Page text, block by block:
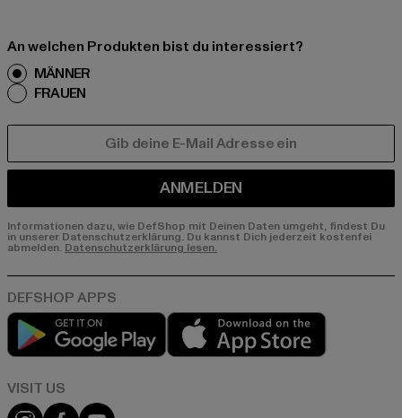
An welchen Produkten bist du interessiert?
MÄNNER
FRAUEN
ANMELDEN
Informationen dazu, wie DefShop mit Deinen Daten umgeht, findest Du
in unserer Datenschutzerklärung. Du kannst Dich jederzeit kostenfei
abmelden. Datenschutzerklärung lesen.
Play market
Visit our Instagram page:
Visit our Facebook page:
Visit our YouTube channel: